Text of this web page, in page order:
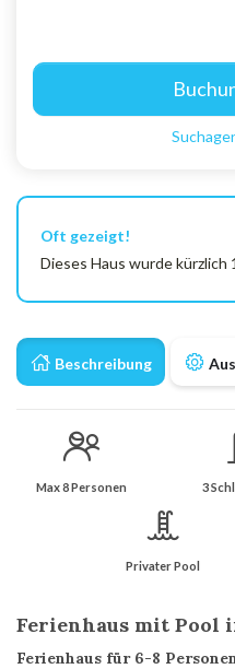
Beschreibung
Max 8 Personen 3
Privater Pool
Ferienhaus mit Pool
Ferienhaus für 6-8
Oft gezeigt!
Dieses Haus wurde kürzlich